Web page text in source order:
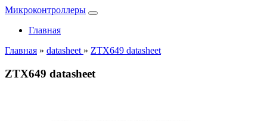
Микроконтроллеры
Главная
Главная » datasheet » ZTX649 datasheet
ZTX649 datasheet